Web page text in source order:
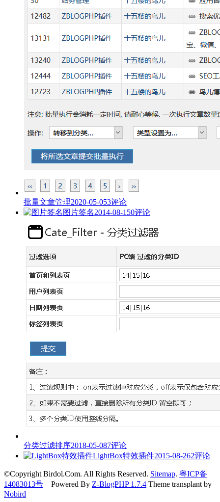
批量文章管理2020-05-053评论
图片签名2014-08-150评论
分类过滤排序2018-05-087评论
LightBox特效插件2015-08-262评论
©Copyright Birdol.Com. All Rights Reserved. Sitemap. 粤ICP备
14083013号 Powered By Z-BlogPHP 1.7.4 Theme transplant by
Nobird